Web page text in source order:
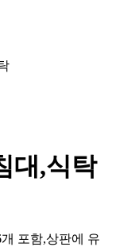
대,식탁
포함,상판에 유